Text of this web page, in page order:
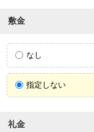
敷金
なし
指定しない
礼金